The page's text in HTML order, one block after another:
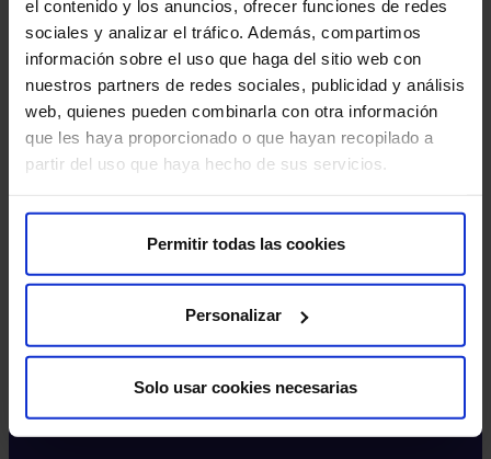
el contenido y los anuncios, ofrecer funciones de redes
sociales y analizar el tráfico. Además, compartimos
información sobre el uso que haga del sitio web con
nuestros partners de redes sociales, publicidad y análisis
web, quienes pueden combinarla con otra información
que les haya proporcionado o que hayan recopilado a
partir del uso que haya hecho de sus servicios.
Permitir todas las cookies
Personalizar
Solo usar cookies necesarias
Centro Universitario CUHMED​
Instituto HM​
Intranet HM Hospitales​
Rincón del accionista​
Más HM Hospitales
Prensa​
Preguntas frecuentes​
Blog​